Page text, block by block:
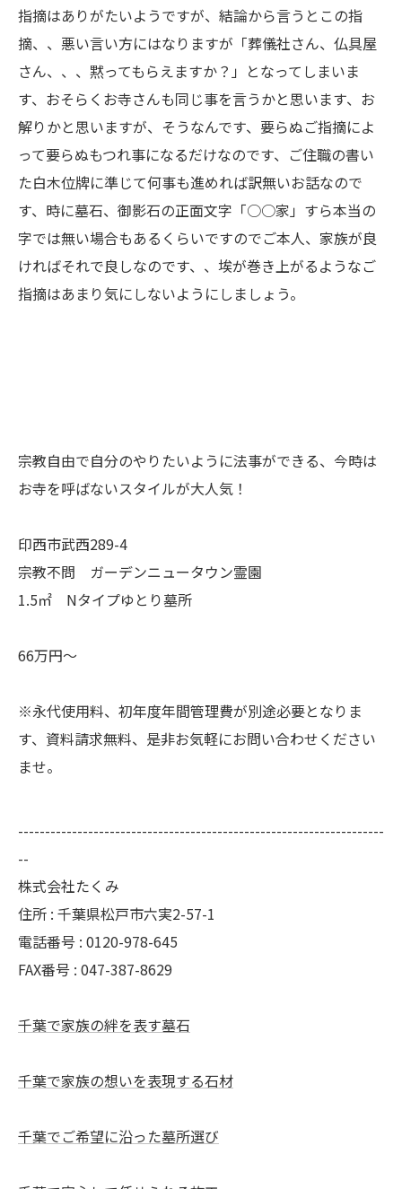
指摘はありがたいようですが、結論から言うとこの指
摘、、悪い言い方にはなりますが「葬儀社さん、仏具屋
さん、、、黙ってもらえますか？」となってしまいま
す、おそらくお寺さんも同じ事を言うかと思います、お
解りかと思いますが、そうなんです、要らぬご指摘によ
って要らぬもつれ事になるだけなのです、ご住職の書い
た白木位牌に準じて何事も進めれば訳無いお話なので
す、時に墓石、御影石の正面文字「○○家」すら本当の
字では無い場合もあるくらいですのでご本人、家族が良
ければそれで良しなのです、、埃が巻き上がるようなご
指摘はあまり気にしないようにしましょう。
宗教自由で自分のやりたいように法事ができる、今時は
お寺を呼ばないスタイルが大人気！
印西市武西289-4
宗教不問 ガーデンニュータウン霊園
1.5㎡ Nタイプゆとり墓所
66万円～
※永代使用料、初年度年間管理費が別途必要となりま
す、資料請求無料、是非お気軽にお問い合わせください
ませ。
--------------------------------------------------------------------
--
株式会社たくみ
住所 : 千葉県松戸市六実2-57-1
電話番号 : 0120-978-645
FAX番号 : 047-387-8629
千葉で家族の絆を表す墓石
千葉で家族の想いを表現する石材
千葉でご希望に沿った墓所選び